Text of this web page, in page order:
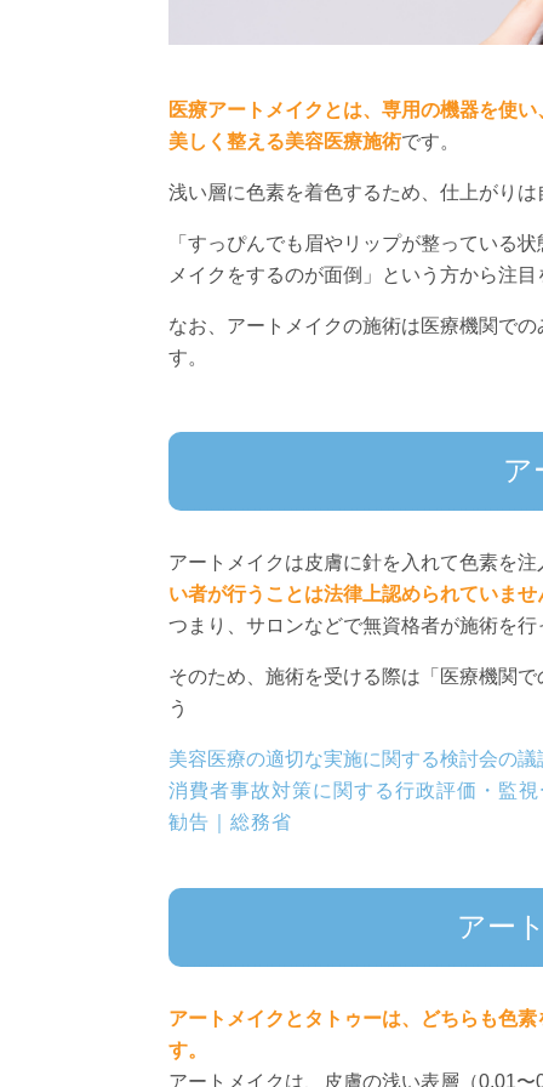
医療アートメイクとは、専用の機器を使
美しく整える美容医療施術です。
浅い層に色素を着色するため、仕上がり
「すっぴんでも眉やリップが整っている
メイクをするのが面倒」という方から注
なお、アートメイクの施術は医療機関で
す。
ア
アートメイクは皮膚に針を入れて色素を
い者が行うことは法律上認められていませ
つまり、サロンなどで無資格者が施術を
そのため、施術を受ける際は「医療機関
う
美容医療の適切な実施に関する検討会の
消費者事故対策に関する行政評価・監
勧告｜総務省
アー
アートメイクとタトゥーは、どちらも色
す。
アートメイクは、皮膚の浅い表層（0.01